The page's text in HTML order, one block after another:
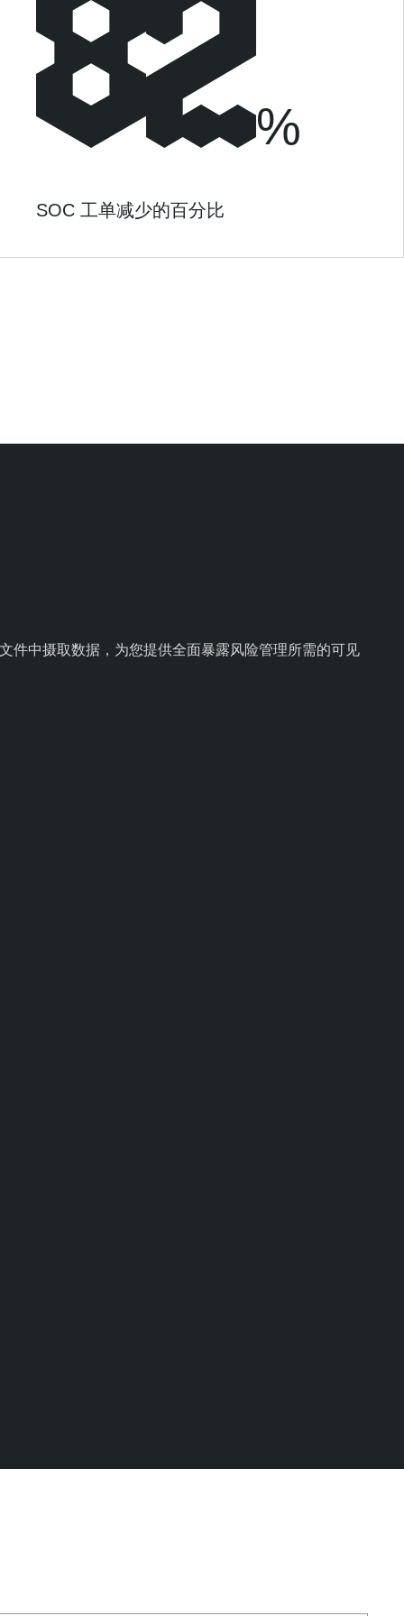
%
SOC 工单减少的百分比
件中摄取数据，为您提供全面暴露风险管理所需的可见